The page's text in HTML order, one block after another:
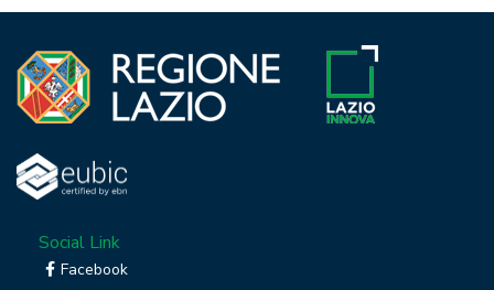
Social Link
Facebook